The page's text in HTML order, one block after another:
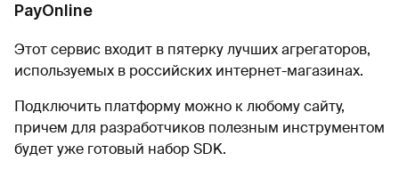
PayOnline
Этот сервис входит в пятерку лучших агрегаторов,
используемых в российских интернет-магазинах.
Подключить платформу можно к любому сайту,
причем для разработчиков полезным инструментом
будет уже готовый набор SDK.